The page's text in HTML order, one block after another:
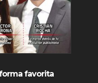
favorita